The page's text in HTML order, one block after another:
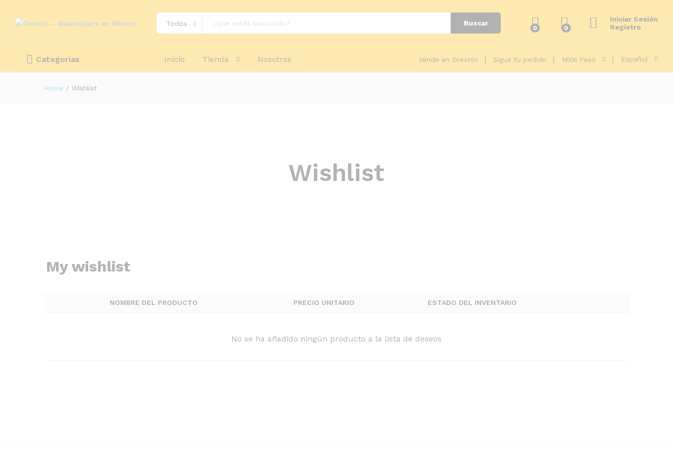
Todos Buscar
0 0
Iniciar Sesión
Registro
Categorias Inicio Tienda Nosotros Vende en Drevsto Sigue tu pedido MXN Peso Español
Home / Wishlist
Wishlist
My wishlist
NOMBRE DEL PRODUCTO PRECIO UNITARIO ESTADO DEL INVENTARIO
No se ha añadido ningún producto a la lista de deseos